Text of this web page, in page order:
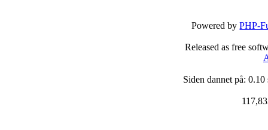
Powered byPHP-
Released as free
Siden dannet på: